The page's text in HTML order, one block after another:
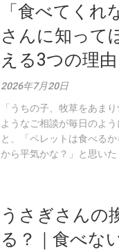
「食べてく
さんに知って
える3つの理由
2026年7月20日
「うちの子、牧草をあま
ようなご相談が毎日のよ
と、「ペレットは食べる
から平気かな？」と思いた
うさぎさんの
る？｜食べな